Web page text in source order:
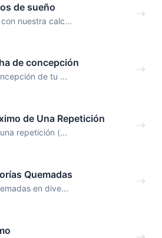
de sueño
nuestra calc...
de concepción
de tu ...
de Una Repetición
repetición (...
Quemadas
en dive...